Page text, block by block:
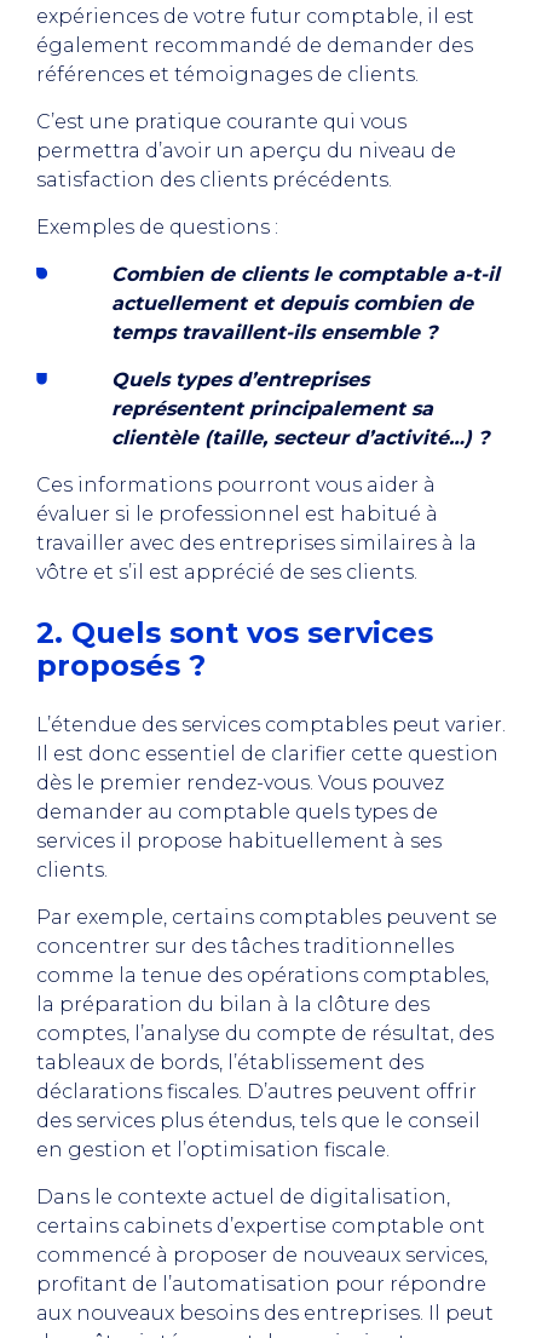
expériences de votre futur comptable, il est
également recommandé de demander des
références et témoignages de clients.
C’est une pratique courante qui vous
permettra d’avoir un aperçu du niveau de
satisfaction des clients précédents.
Exemples de questions :
Combien de clients le comptable a-t-il
actuellement et depuis combien de
temps travaillent-ils ensemble ?
Quels types d’entreprises
représentent principalement sa
clientèle (taille, secteur d’activité…) ?
Ces informations pourront vous aider à
évaluer si le professionnel est habitué à
travailler avec des entreprises similaires à la
vôtre et s’il est apprécié de ses clients.
2. Quels sont vos services
proposés ?
L’étendue des services comptables peut varier.
Il est donc essentiel de clarifier cette question
dès le premier rendez-vous. Vous pouvez
demander au comptable quels types de
services il propose habituellement à ses
clients.
Par exemple, certains comptables peuvent se
concentrer sur des tâches traditionnelles
comme la tenue des opérations comptables,
la préparation du bilan à la clôture des
comptes, l’analyse du compte de résultat, des
tableaux de bords, l’établissement des
déclarations fiscales. D’autres peuvent offrir
des services plus étendus, tels que le conseil
en gestion et l’optimisation fiscale.
Dans le contexte actuel de digitalisation,
certains cabinets d’expertise comptable ont
commencé à proposer de nouveaux services,
profitant de l’automatisation pour répondre
aux nouveaux besoins des entreprises. Il peut